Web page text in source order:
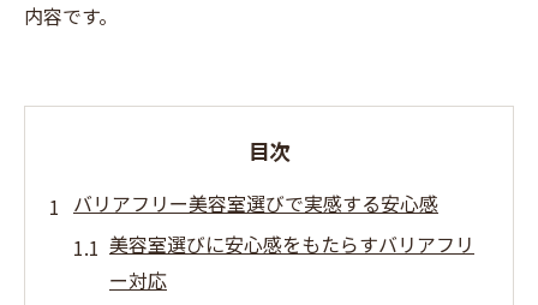
内容です。
目次
バリアフリー美容室選びで実感する安心感
美容室選びに安心感をもたらすバリアフリ
ー対応